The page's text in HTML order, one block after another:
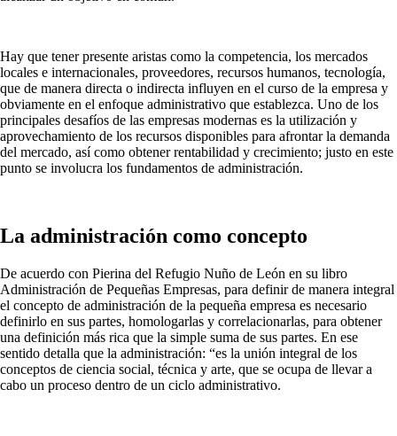
Hay que tener presente aristas como la competencia, los mercados
locales e internacionales, proveedores, recursos humanos, tecnología,
que de manera directa o indirecta influyen en el curso de la empresa y
obviamente en el enfoque administrativo que establezca. Uno de los
principales desafíos de las empresas modernas es la utilización y
aprovechamiento de los recursos disponibles para afrontar la demanda
del mercado, así como obtener rentabilidad y crecimiento; justo en este
punto se involucra los fundamentos de administración.
La administración como concepto
De acuerdo con Pierina del Refugio Nuño de León en su libro
Administración de Pequeñas Empresas, para definir de manera integral
el concepto de administración de la pequeña empresa es necesario
definirlo en sus partes, homologarlas y correlacionarlas, para obtener
una definición más rica que la simple suma de sus partes. En ese
sentido detalla que la administración: “es la unión integral de los
conceptos de ciencia social, técnica y arte, que se ocupa de llevar a
cabo un proceso dentro de un ciclo administrativo.